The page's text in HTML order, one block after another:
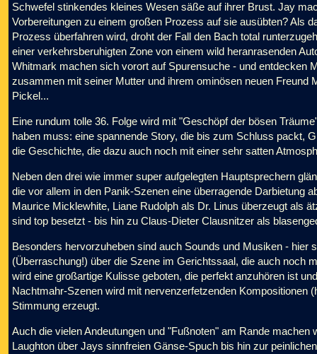
Schwefel stinkendes kleines Wesen säße auf ihrer Brust. Jay
Vorbereitungen zu einem großen Prozess auf sie ausübten? Als
Prozess überfahren wird, droht der Fall den Bach total
einer verkehrsberuhigten Zone von einem wild heranrasenden
Whitmark machen sich vorort auf Spurensuche - und entdecken
zusammen mit seiner Mutter und ihrem ominösen neuen Freund
Pickel...
Eine rundum tolle 36. Folge wird mit "Geschöpf der bösen
haben muss: eine spannende Story, die bis zum Schluss packt,
die Geschichte, die dazu auch noch mit einer sehr satten
Neben den drei wie immer super aufgelegten Hauptsprechern
die vor allem in den Panik-Szenen eine überragende Darbietung
Maurice Micklewhite, Liane Rudolph als Dr. Linus überzeugt als
sind top besetzt - bis hin zu Claus-Dieter Clausnitzer als
Besonders hervorzuheben sind auch Sounds und Musiken - hier
(Überraschung!) über die Szene im Gerichtssaal, die auch noch
wird eine großartige Kulisse geboten, die perfekt anzuhören ist
Nachtmahr-Szenen wird mit nervenzerfetzenden Kompositionen
Stimmung erzeugt.
Auch die vielen Andeutungen und "Fußnoten" am Rande
Laughton über Jays sinnfreien Gänse-Spuch bis hin zur